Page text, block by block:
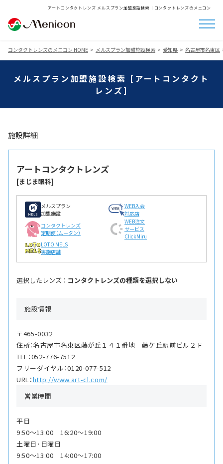
アートコンタクトレンズ メルスプラン加盟施設検索│コンタクトレンズのメニコン
コンタクトレンズのメニコン HOME メルスプラン加盟施設検索 愛知県 名古屋市名東区
メルスプラン加盟施設検索 [アートコンタクト
レンズ]
施設詳細
アートコンタクトレンズ
[まじま眼科]
メルスプラン
加盟施設
WEB入会
対応店
コンタクトレンズ
定期便（ムータン）
WEB注文
サービス
ClickMiru
LOTO MELS
実施店舗
選択したレンズ ： コンタクトレンズの種類を選択しない
施設情報
〒465-0032
住所：名古屋市名東区藤が丘１４１番地 藤ケ丘駅前ビル２Ｆ
TEL：052-776-7512
フリーダイヤル：0120-077-512
URL：http://www.art-cl.com/
営業時間
平日
9:50〜13:00 16:20〜19:00
土曜日･日曜日
9:50〜13:00 14:00〜17:00